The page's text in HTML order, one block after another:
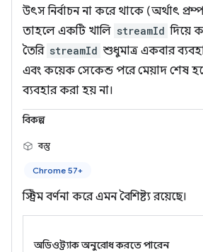
উৎস নির্বাচন না করে থাকে (অর্থাৎ
তাহলে একটি খালি streamId দিয়ে
তৈরি streamId শুধুমাত্র একবার
এবং কয়েক সেকেন্ড পরে মেয়াদ শেষ
ব্যবহার করা হয় না।
বিকল্প
বস্তু
Chrome 57+
স্ট্রিম বর্ণনা করে এমন বৈশিষ্ট্য রয়েছে।
অডিওট্র্যাক অনুরোধ করতে পারেন